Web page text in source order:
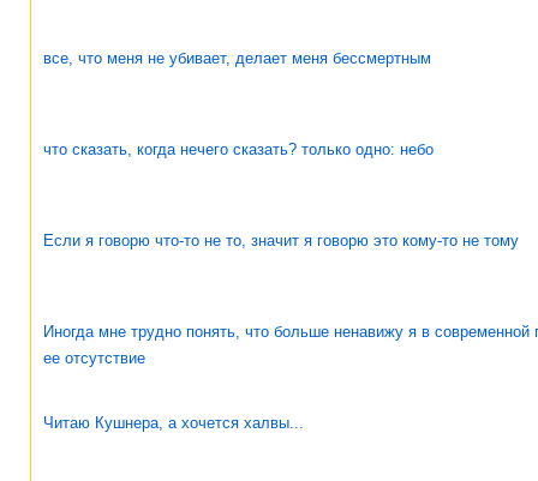
все, что меня не убивает, делает меня бессмертным
что сказать, когда нечего сказать? только одно: небо
Если я говорю что-то не то, значит я говорю это кому-то не тому
Иногда мне трудно понять, что больше ненавижу я в современной
ее отсутствие
Читаю Кушнера, а хочется халвы...